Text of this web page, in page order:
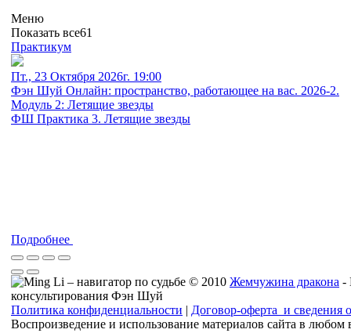
Меню
Показать все61
Практикум
Пт., 23 Октября 2026г. 19:00
Фэн Шуй Онлайн: пространство, работающее на вас. 2026-2.
Модуль 2: Летящие звезды
ФШ Практика 3. Летящие звезды
Подробнее
© 2010 Жемчужина дракона -
консультирования Фэн Шуй
Политика конфиденциальности | Договор-оферта и сведения
Воспроизведение и использование материалов сайта в любом